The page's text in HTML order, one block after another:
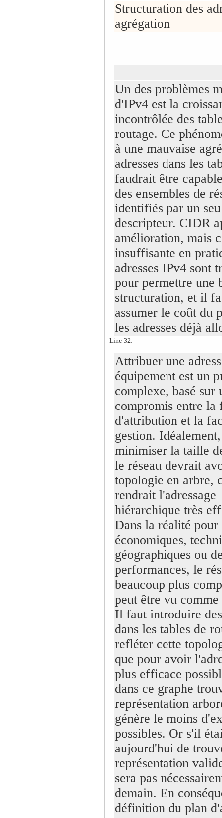
− Structuration des
agrégation
Un des problèmes
d'IPv4 est la
incontrôlée des
routage. Ce
à une mauvaise
adresses dans les
faudrait être
des ensembles de
identifiés par un
descripteur. CIDR
amélioration, mais
insuffisante en
adresses IPv4 sont
pour permettre une
structuration, et il
assumer le coût du
les adresses déjà
Line 32:
Attribuer une
équipement est un
complexe, basé sur
compromis entre la
d'attribution et la
gestion.
minimiser la taille
le réseau devrait
topologie en arbre,
rendrait l'adressage
hiérarchique très
Dans la réalité pour
économiques,
géographiques ou
performances, le
beaucoup plus
peut être vu
Il faut introduire
dans les tables de
refléter cette
que pour avoir
plus efficace
dans ce graphe
représentation
génère le moins
possibles. Or s'il
aujourd'hui de
représentation
sera pas
demain. En
définition du plan